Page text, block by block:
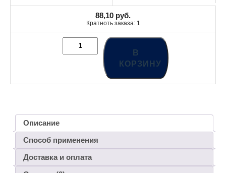
88,10 руб.
Кратноть заказа: 1
В
КОРЗИНУ
Описание
Способ применения
Доставка и оплата